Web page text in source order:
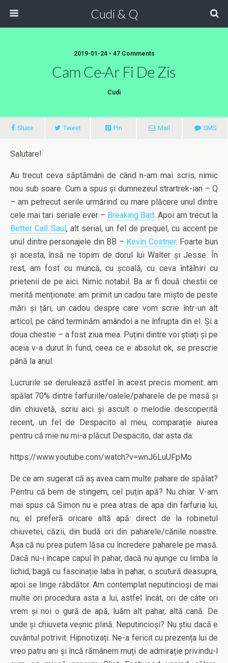
Cudi & Q
2019-01-24 • 47 Comments
Cam Ce-Ar Fi De Zis
Cudi
Share Tweet Pin Mail SMS
Salutare!
Au trecut ceva săptămâni de când n-am mai scris, nimic
nou sub soare. Cum a spus și dumnezeul strartrek-ian – Q
– am petrecut serile urmărind cu mare plăcere unul dintre
cele mai tari seriale ever – Breaking Bad. Apoi am trecut la
Better Call Saul, alt serial, un fel de prequel, cu accent pe
unul dintre personajele din BB – Kevin Costner. Foarte bun
și acesta, însă ne topim de dorul lui Walter și Jesse. În
rest, am fost cu muncă, cu școală, cu ceva întâlniri cu
prietenii de pe aici. Nimic notabil. Ba ar fi două chestii ce
merită menționate: am primit un cadou tare mișto de peste
mări și țări, un cadou despre care vom scrie într-un alt
articol, pe când terminăm amândoi a ne înfrupta din el. Și a
doua chestie – a fost ziua mea. Puțini dintre voi știați și pe
aceia v-a durut în fund, ceea ce e absolut ok, se prescrie
până la anul.
Lucrurile se derulează astfel în acest precis moment: am
spălat 70% dintre farfuriile/oalele/paharele de pe masă și
din chiuvetă, scriu aici și ascult o melodie descoperită
recent, un fel de Despacito al meu, comparație aiurea
pentru că mie nu mi-a plăcut Despacito, dar asta da:
https://www.youtube.com/watch?v=wnJ6LuUFpMo
De ce am sugerat că aș avea cam multe pahare de spălat?
Pentru că bem de stingem, cel puțin apă? Nu chiar. V-am
mai spus că Simon nu e prea atras de apa din farfuria lui,
nu, el preferă oricare altă apă: direct de la robinetul
chiuvetei, căzii, din budă ori din paharele/cănile noastre.
Așa că nu prea putem lăsa cu încredere paharele pe masă.
Dacă nu-i încape capul în pahar, dacă nu ajunge cu limba la
lichid, bagă cu fascinație laba în pahar, o scutură deasupra,
apoi se linge răbdător. Am contemplat neputincioși de mai
multe ori procedura asta a lui, astfel încât, ori de câte ori
vrem și noi o gură de apă, luăm alt pahar, altă cană. De
unde și chiuveta veșnic plină. Neputincioși? Nu știu dacă e
cuvântul potrivit. Hipnotizați. Ne-a fericit cu prezența lui de
vreo patru ani și încă rămânem muți de admirație privindu-l